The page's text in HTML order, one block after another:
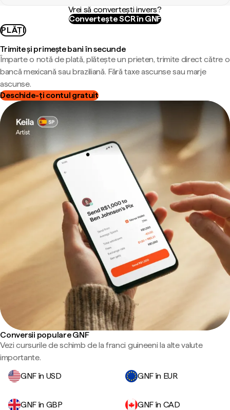
Vrei să convertești invers?
Convertește SCR în GNF
PLĂȚI
Trimite și primește bani în secunde
Împarte o notă de plată, plătește un prieten, trimite direct către o
bancă mexicană sau braziliană. Fără taxe ascunse sau marje
ascunse.
Deschide-ți contul gratuit
Conversii populare GNF
Vezi cursurile de schimb de la franci guineeni la alte valute
importante.
GNF în USD
GNF în EUR
GNF în GBP GNF în CAD